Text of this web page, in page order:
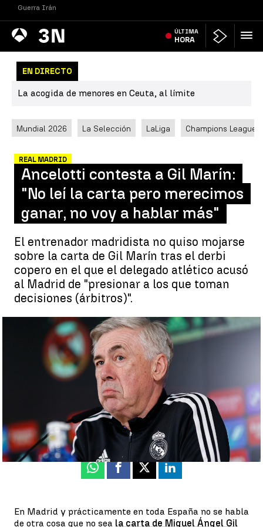
Guerra Irán
Antena
3 Noticias ÚLTIMA
HORA
EN DIRECTO
La acogida de menores en Ceuta, al límite
Mundial 2026 La Selección LaLiga Champions League
REAL MADRID
Ancelotti contesta a Gil Marín:
"No leí la carta pero merecimos
ganar, no voy a hablar más"
El entrenador madridista no quiso mojarse
sobre la carta de Gil Marín tras el derbi
copero en el que el delegado atlético acusó
al Madrid de "presionar a los que toman
decisiones (árbitros)".
Ancelotti contesta a Gil Marín: "No leí la carta pero merecimos
ganar, no voy a hablar más" |
Juan Manuel M. Lardón
Publicado:
28 de enero de 2023, 13:03
Whatsapp
Facebook
X Linkedin
En Madrid y prácticamente en toda España no se habla
de otra cosa que no sea la carta de Miguel Ángel Gil